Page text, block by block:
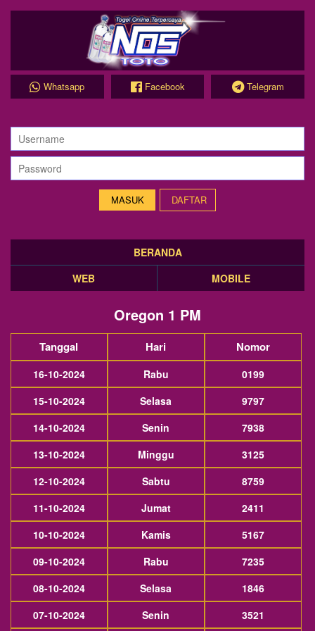
Whatsapp Facebook Telegram
DAFTAR
BERANDA
WEB
MOBILE
Oregon 1 PM
Tanggal Hari Nomor
16-10-2024 Rabu
0199
15-10-2024
Selasa
9797
14-10-2024
Senin
7938
13-10-2024
Minggu
3125
12-10-2024
Sabtu
8759
11-10-2024
Jumat
2411
10-10-2024
Kamis
5167
09-10-2024
Rabu
7235
08-10-2024
Selasa
1846
07-10-2024
Senin 3521